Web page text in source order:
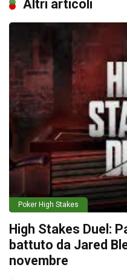
Altri articoli
Poker High Stakes
High Stakes Duel:
battuto da Jared
novembre